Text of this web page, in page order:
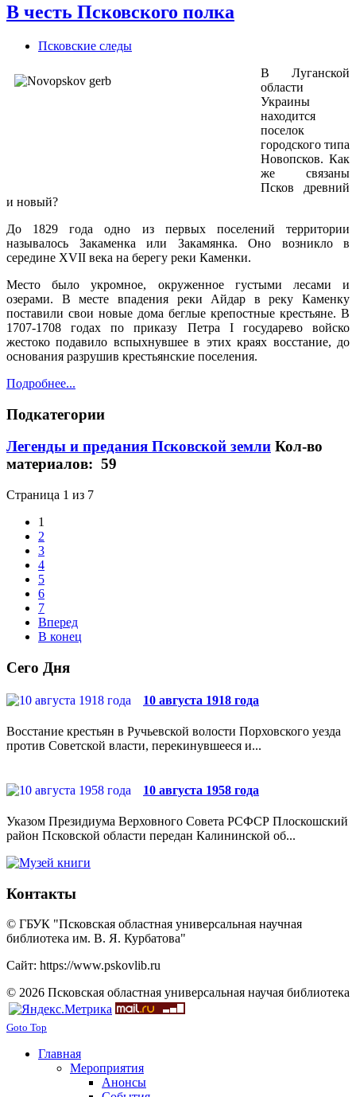
В честь Псковского полка
Псковские следы
В Луганской
области
Украины
находится
поселок
городского типа
Новопсков. Как
же связаны
Псков древний
и новый?
До 1829 года одно из первых поселений территории
называлось Закаменка или Закамянка. Оно возникло в
середине XVII века на берегу реки Каменки.
Место было укромное, окруженное густыми лесами и
озерами. В месте впадения реки Айдар в реку Каменку
поставили свои новые дома беглые крепостные крестьяне. В
1707-1708 годах по приказу Петра I государево войско
жестоко подавило вспыхнувшее в этих краях восстание, до
основания разрушив крестьянские поселения.
Подробнее...
Подкатегории
Легенды и предания Псковской земли Кол-во
материалов: 59
Страница 1 из 7
1
2
3
4
5
6
7
Вперед
В конец
Сего Дня
10 августа 1918 года
Восстание крестьян в Ручьевской волости Порховского уезда
против Советской власти, перекинувшееся и...
10 августа 1958 года
Указом Президиума Верховного Совета РСФСР Плоскошский
район Псковской области передан Калининской об...
Контакты
© ГБУК "Псковская областная универсальная научная
библиотека им. В. Я. Курбатова"
Сайт: https://www.pskovlib.ru
© 2026 Псковская областная универсальная научая библиотека
Goto Top
Главная
Мероприятия
Анонсы